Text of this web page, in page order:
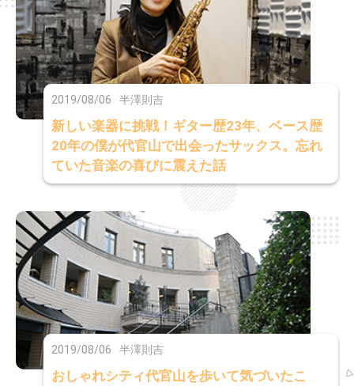
2019/08/06 半澤則吉
新しい楽器に挑戦！ギター歴23年、ベース歴
20年の僕が代官山で出会ったサックス。忘れ
ていた音楽の喜びに震えた話
2019/08/06 半澤則吉
おしゃれシティ代官山を歩いて気づいたこ